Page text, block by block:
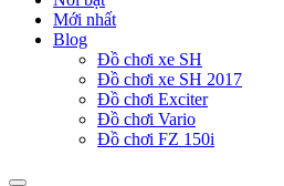
Mới nhất
Blog
Đồ chơi xe SH
Đồ chơi xe SH 2017
Đồ chơi Exciter
Đồ chơi Vario
Đồ chơi FZ 150i